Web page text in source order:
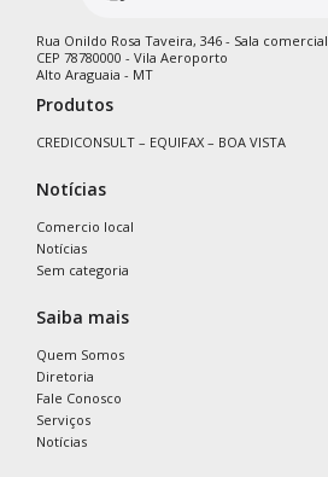
Rua Onildo Rosa Taveira, 346 - Sala comercial
CEP 78780000 - Vila Aeroporto
Alto Araguaia - MT
Produtos
CREDICONSULT – EQUIFAX – BOA VISTA
Notícias
Comercio local
Notícias
Sem categoria
Saiba mais
Quem Somos
Diretoria
Fale Conosco
Serviços
Notícias